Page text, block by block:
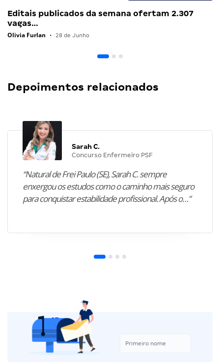
Editais publicados da semana ofertam 2.307
vagas…
Olivia Furlan • 28 de Junho
Depoimentos relacionados
Sarah C.
Concurso Enfermeiro PSF
“Natural de Frei Paulo (SE), Sarah C. sempre
enxergou os estudos como o caminho mais seguro
para conquistar estabilidade profissional. Após o…”